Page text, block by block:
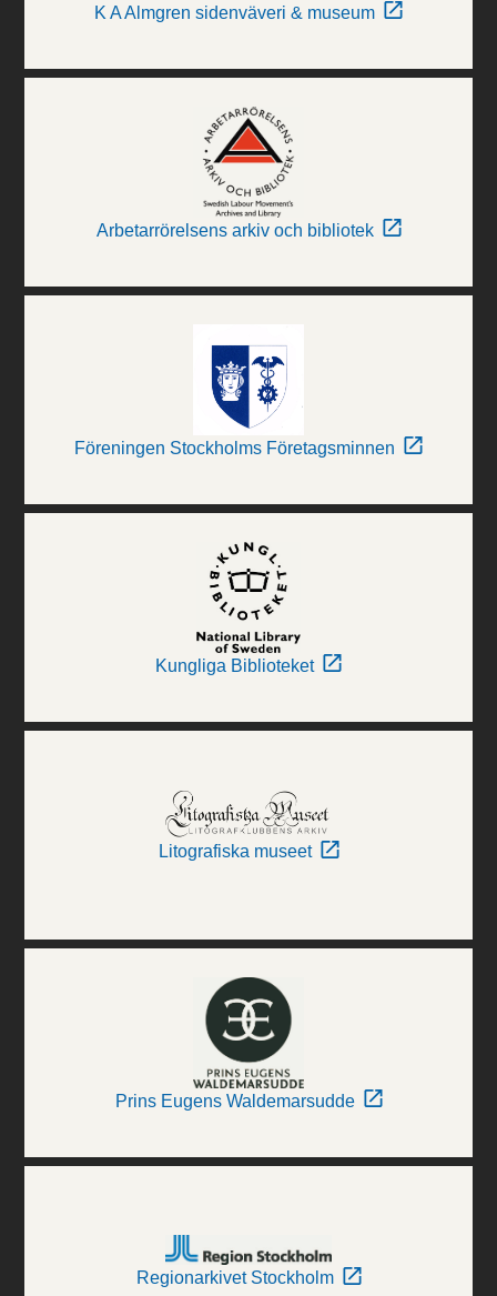
K A Almgren sidenväveri & museum
Arbetarrörelsens arkiv och bibliotek
Föreningen Stockholms Företagsminnen
Kungliga Biblioteket
Litografiska museet
Prins Eugens Waldemarsudde
Regionarkivet Stockholm